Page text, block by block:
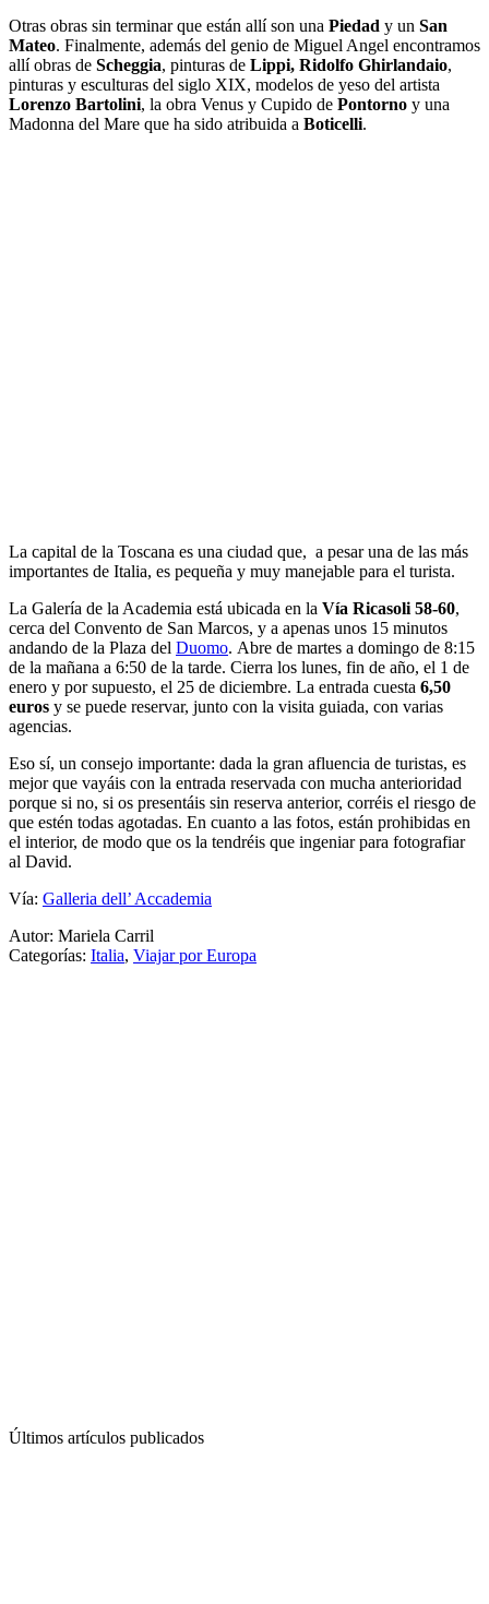
Otras obras sin terminar que están allí son una Piedad y un San
Mateo. Finalmente, además del genio de Miguel Angel encontramos
allí obras de Scheggia, pinturas de Lippi, Ridolfo Ghirlandaio,
pinturas y esculturas del siglo XIX, modelos de yeso del artista
Lorenzo Bartolini, la obra Venus y Cupido de Pontorno y una
Madonna del Mare que ha sido atribuida a Boticelli.
La capital de la Toscana es una ciudad que, a pesar una de las más
importantes de Italia, es pequeña y muy manejable para el turista.
La Galería de la Academia está ubicada en la Vía Ricasoli 58-60,
cerca del Convento de San Marcos, y a apenas unos 15 minutos
andando de la Plaza del Duomo. Abre de martes a domingo de 8:15
de la mañana a 6:50 de la tarde. Cierra los lunes, fin de año, el 1 de
enero y por supuesto, el 25 de diciembre. La entrada cuesta 6,50
euros y se puede reservar, junto con la visita guiada, con varias
agencias.
Eso sí, un consejo importante: dada la gran afluencia de turistas, es
mejor que vayáis con la entrada reservada con mucha anterioridad
porque si no, si os presentáis sin reserva anterior, corréis el riesgo de
que estén todas agotadas. En cuanto a las fotos, están prohibidas en
el interior, de modo que os la tendréis que ingeniar para fotografiar
al David.
Vía: Galleria dell’ Accademia
Autor: Mariela Carril
Categorías: Italia, Viajar por Europa
Últimos artículos publicados